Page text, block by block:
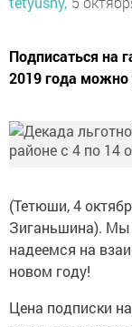
Подписаться на
2019 года ­можно
(Тетюши, 4
Зиганьшина). Мы
надеемся на
новом году!
Цена подписки